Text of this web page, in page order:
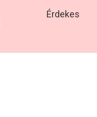
Érdekes